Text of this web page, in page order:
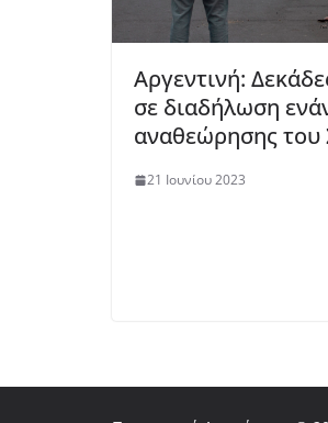
Αργεντινή:
σε διαδήλωση
αναθεώρησης του
21 Ιουνίου 2023